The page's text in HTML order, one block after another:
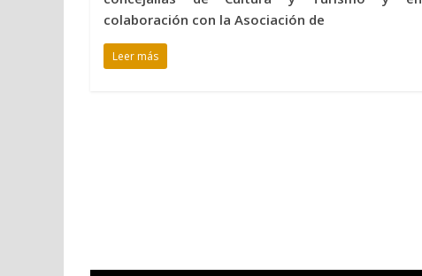
colaboración con la Asociación de
Leer más